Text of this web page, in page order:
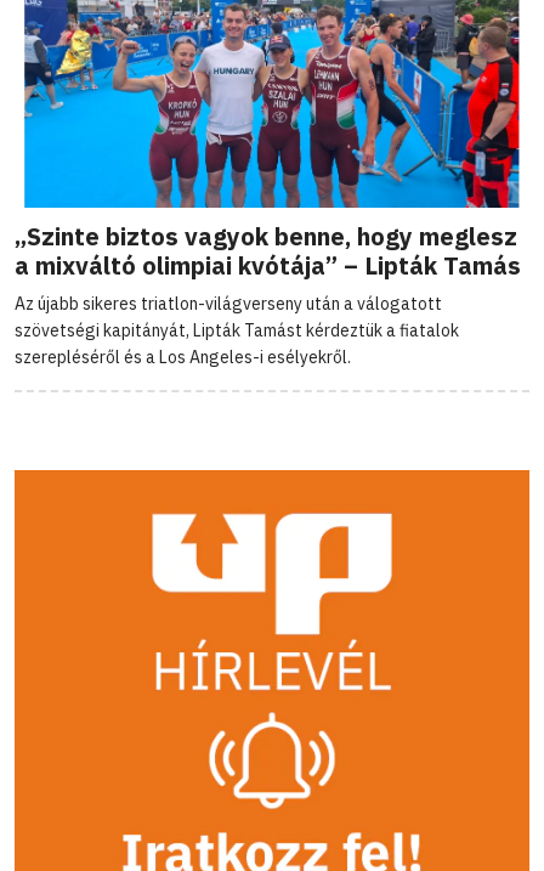
„Szinte biztos vagyok benne, hogy meglesz
a mixváltó olimpiai kvótája” – Lipták Tamás
Az újabb sikeres triatlon-világverseny után a válogatott
szövetségi kapitányát, Lipták Tamást kérdeztük a fiatalok
szerepléséről és a Los Angeles-i esélyekről.